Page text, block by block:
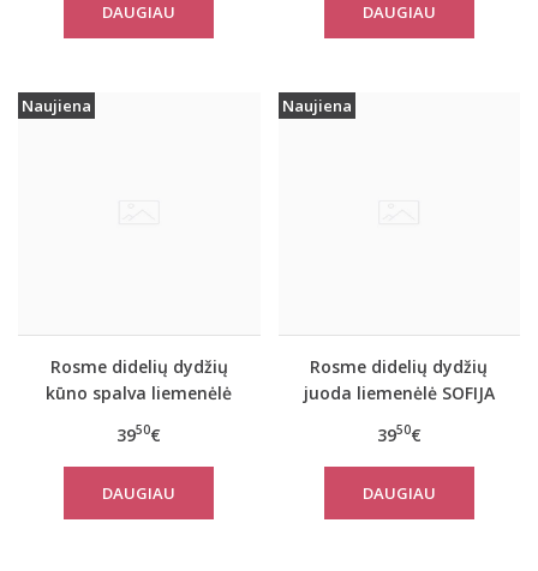
DAUGIAU DAUGIAU
Naujiena
Rosme didelių dydžių
kūno spalva liemenėlė
3950€
DAUGIAU
Naujiena
Rosme didelių dydžių
juoda liemenėlė SOFIJA
3950€
DAUGIAU